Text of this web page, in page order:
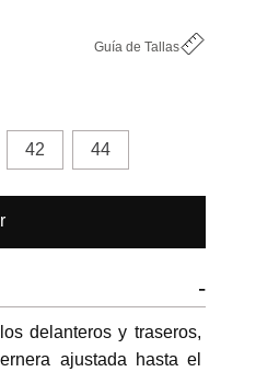
Guía de Tallas
42 44
-
delanteros y traseros,
ajustada hasta el